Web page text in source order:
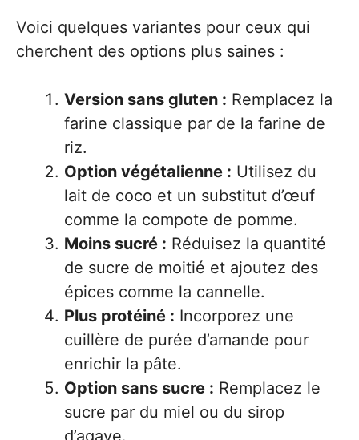
Voici quelques variantes pour ceux qui
cherchent des options plus saines :
Version sans gluten : Remplacez la
farine classique par de la farine de
riz.
Option végétalienne : Utilisez du
lait de coco et un substitut d’œuf
comme la compote de pomme.
Moins sucré : Réduisez la quantité
de sucre de moitié et ajoutez des
épices comme la cannelle.
Plus protéiné : Incorporez une
cuillère de purée d’amande pour
enrichir la pâte.
Option sans sucre : Remplacez le
sucre par du miel ou du sirop
d’agave.